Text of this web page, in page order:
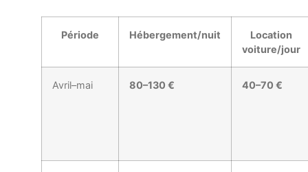
Période Hébergement/nuit
Location
voiture/jour
Avril–mai 80–130 € 40–70 €